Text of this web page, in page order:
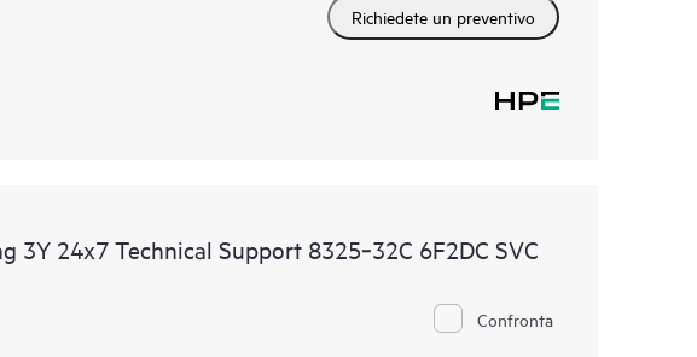
Richiedete un preventivo
3Y 24x7 Technical Support 8325‑32C 6F2DC SVC
Confronta